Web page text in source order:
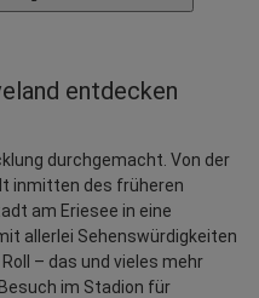
entdecken
durchgemacht. Von der
inmitten des früheren
am Eriesee in eine
allerlei Sehenswürdigkeiten
– das und vieles mehr
im Stadion für